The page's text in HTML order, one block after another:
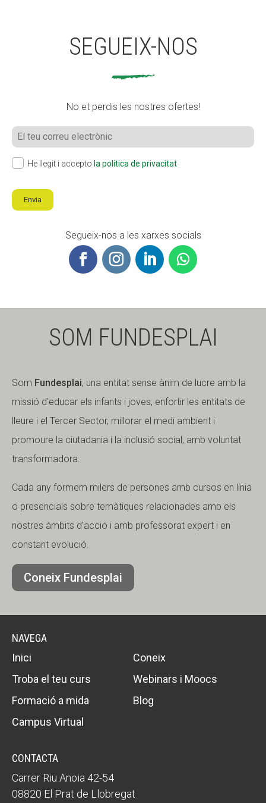
SEGUEIX-NOS
No et perdis les nostres ofertes!
He llegit i accepto la política de privacitat
Envia
Segueix-nos a les xarxes socials
SOM FUNDESPLAI
Som Fundesplai, una entitat sense ànim de lucre amb la
missió d'educar els infants i joves, enfortir les entitats de
lleure i el Tercer Sector, millorar el medi ambient i
promoure la ciutadania i la inclusió social, amb voluntat
transformadora.
Cada any formem milers de persones amb cursos en línia
o presencials sobre temàtiques relacionades amb els
nostres àmbits d’acció i amb professorat expert i en
constant evolució.
Coneix Fundesplai
NAVEGA
Inici
Coneix
Troba el teu curs
Webinars i Moocs
Formació a mida
Blog
Campus Virtual
CONTACTA
Carrer Riu Anoia 42-54
08820 El Prat de Llobregat